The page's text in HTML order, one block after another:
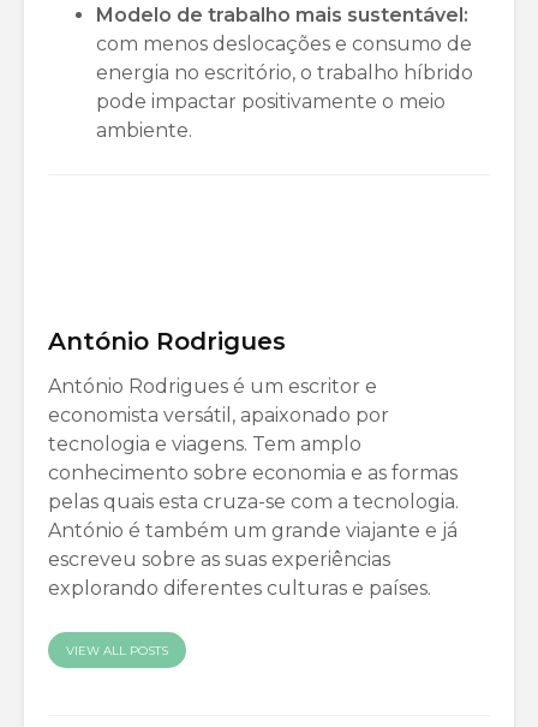
Modelo de trabalho mais sustentável:
com menos deslocações e consumo de
energia no escritório, o trabalho híbrido
pode impactar positivamente o meio
ambiente.
António Rodrigues
António Rodrigues é um escritor e
economista versátil, apaixonado por
tecnologia e viagens. Tem amplo
conhecimento sobre economia e as formas
pelas quais esta cruza-se com a tecnologia.
António é também um grande viajante e já
escreveu sobre as suas experiências
explorando diferentes culturas e países.
VIEW ALL POSTS